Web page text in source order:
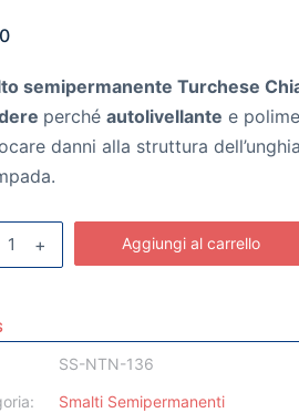
semipermanente Turchese
perchéautolivellante e
danni alla struttura
+ Aggiungi al carrello
SS-NTN-136
Smalti Semipermanenti